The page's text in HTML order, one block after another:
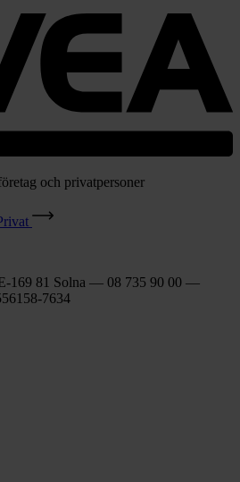
och privatpersoner
169 81 Solna — 08 735 90 00 —